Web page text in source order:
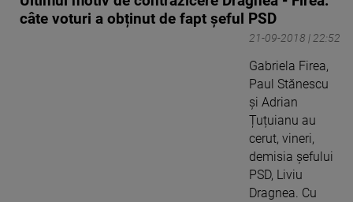
câte voturi a obținut de fapt șeful PSD
21-09-2018 | 22:52
Gabriela Firea,
Paul Stănescu
și Adrian
Țuțuianu au
cerut, vineri,
demisia șefului
PSD, Liviu
Dragnea. Cu